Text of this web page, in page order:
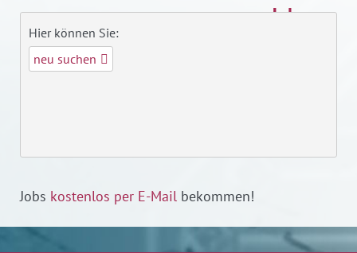
Hier können Sie:
neu suchen
Jobs kostenlos per E-Mail bekommen!